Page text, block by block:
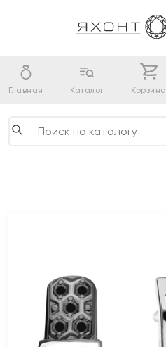
Главная Каталог Корзина